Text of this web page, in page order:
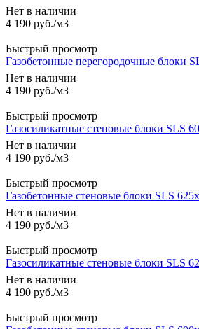
Нет в наличии
4 190 руб./м3
Быстрый просмотр
Газобетонные перегородочные блоки
Нет в наличии
4 190 руб./м3
Быстрый просмотр
Газосиликатные стеновые блоки SLS
Нет в наличии
4 190 руб./м3
Быстрый просмотр
Газобетонные стеновые блоки SLS
Нет в наличии
4 190 руб./м3
Быстрый просмотр
Газосиликатные стеновые блоки SLS
Нет в наличии
4 190 руб./м3
Быстрый просмотр